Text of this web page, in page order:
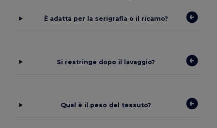
È adatta per la serigrafia o il ricamo?
Si restringe dopo il lavaggio?
Qual è il peso del tessuto?